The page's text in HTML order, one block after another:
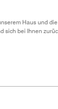
Haus und
sich bei Ihnen